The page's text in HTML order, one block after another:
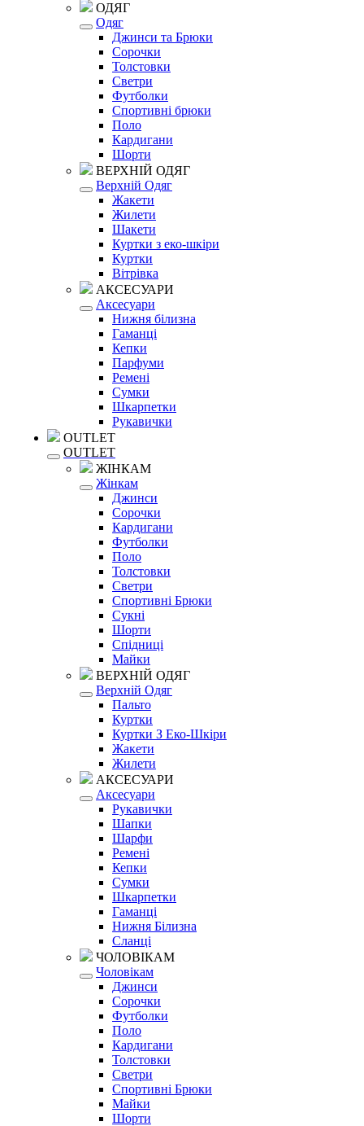
ОДЯГ
Одяг
Джинси та Брюки
Сорочки
Толстовки
Светри
Футболки
Спортивні брюки
Поло
Кардигани
Шорти
ВЕРХНІЙ ОДЯГ
Верхній Одяг
Жакети
Жилети
Шакети
Куртки з еко-шкіри
Куртки
Вітрівка
АКСЕСУАРИ
Аксесуари
Нижня білизна
Гаманці
Кепки
Парфуми
Ремені
Сумки
Шкарпетки
Рукавички
OUTLET
OUTLET
ЖІНКАМ
Жінкам
Джинси
Сорочки
Кардигани
Футболки
Поло
Толстовки
Светри
Спортивні Брюки
Сукні
Шорти
Спідниці
Майки
ВЕРХНІЙ ОДЯГ
Верхній Одяг
Пальто
Куртки
Куртки З Еко-Шкіри
Жакети
Жилети
АКСЕСУАРИ
Аксесуари
Рукавички
Шапки
Шарфи
Ремені
Кепки
Сумки
Шкарпетки
Гаманці
Нижня Білизна
Сланці
ЧОЛОВІКАМ
Чоловікам
Джинси
Сорочки
Футболки
Поло
Кардигани
Толстовки
Светри
Спортивні Брюки
Майки
Шорти